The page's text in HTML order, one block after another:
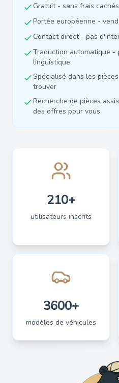
Gratuit - sans frais cachés
Portée européenne -
Contact direct - pas
Traduction automatique -
linguistique
Spécialisé dans les
trouver
Recherche de pièces
des offres pour vous
210+
utilisateurs inscrits
3600+
modèles de véhicules